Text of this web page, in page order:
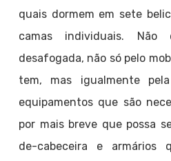
quais dormem em sete
camas individuais.
desafogada, não só pelo
tem, mas igualmente
equipamentos que são
por mais breve que possa
de-cabeceira e armários